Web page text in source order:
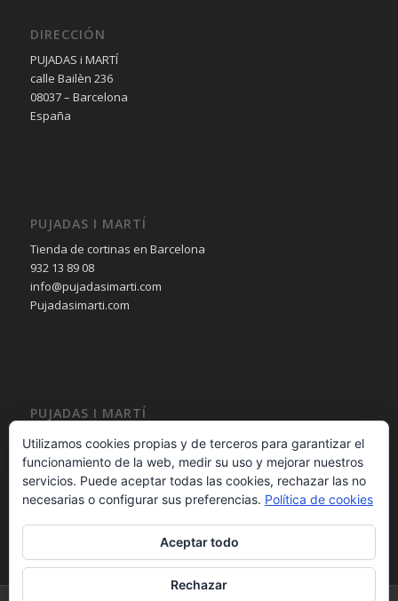
DIRECCIÓN
PUJADAS i MARTÍ
calle Bailèn 236
08037 – Barcelona
España
PUJADAS I MARTÍ
Tienda de cortinas en Barcelona
932 13 89 08
info@pujadasimarti.com
Pujadasimarti.com
PUJADAS I MARTÍ
Cortinas en Barcelona
Tendencia en cortinas
Asesoramiento en cortinas
Decoración en cortinas
Utilizamos cookies propias y de terceros para garantizar el
funcionamiento de la web, medir su uso y mejorar nuestros
servicios. Puede aceptar todas las cookies, rechazar las no
necesarias o configurar sus preferencias. Política de cookies
Aceptar todo
Rechazar